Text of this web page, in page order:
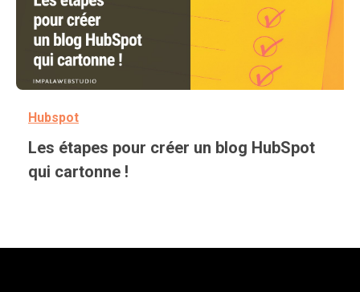
Hubspot
Les étapes pour créer un blog HubSpot
qui cartonne !